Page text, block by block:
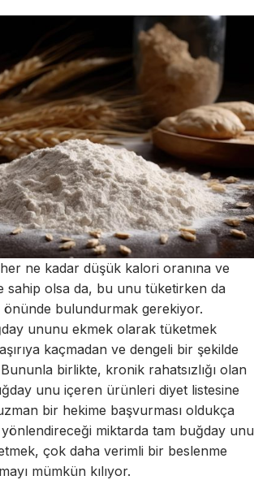
ne kadar düşük kalori oranına ve
sahip olsa da, bu unu tüketirken da
önünde bulundurmak gerekiyor.
ununu ekmek olarak tüketmek
kaçmadan ve dengeli bir şekilde
birlikte, kronik rahatsızlığı olan
unu içeren ürünleri diyet listesine
bir hekime başvurması oldukça
miktarda tam buğday unu
çok daha verimli bir beslenme
mümkün kılıyor.